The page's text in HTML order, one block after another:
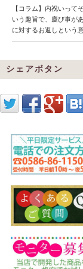
【コラム】内祝いって
いう趣旨で、慶び事が
に対するお返しという
シェアボタン